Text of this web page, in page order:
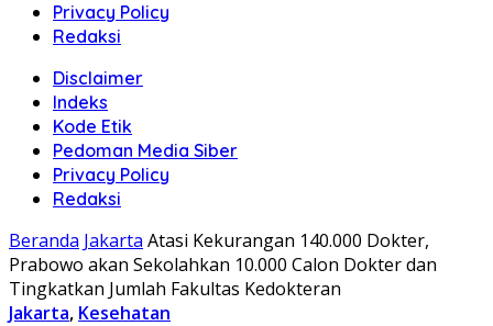
Privacy Policy
Redaksi
Disclaimer
Indeks
Kode Etik
Pedoman Media Siber
Privacy Policy
Redaksi
Beranda Jakarta Atasi Kekurangan 140.000 Dokter,
Prabowo akan Sekolahkan 10.000 Calon Dokter dan
Tingkatkan Jumlah Fakultas Kedokteran
Jakarta, Kesehatan